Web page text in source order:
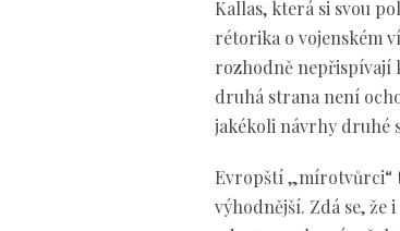
Kallas, která si svou
rétorika o vojenském
rozhodně nepřispívají
druhá strana není
jakékoli návrhy druhé
Evropští „mírotvůrci“
výhodnější. Zdá se, že